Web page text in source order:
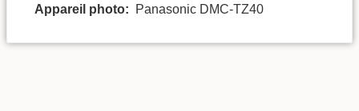
Appareil photo:
Panasonic DMC-TZ40